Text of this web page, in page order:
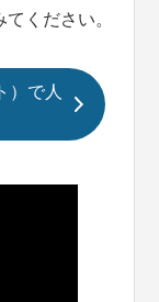
ください。
）で人